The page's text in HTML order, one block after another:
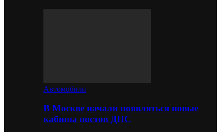
Автомобили
В Москве начали появляться новые
кабины постов ДПС